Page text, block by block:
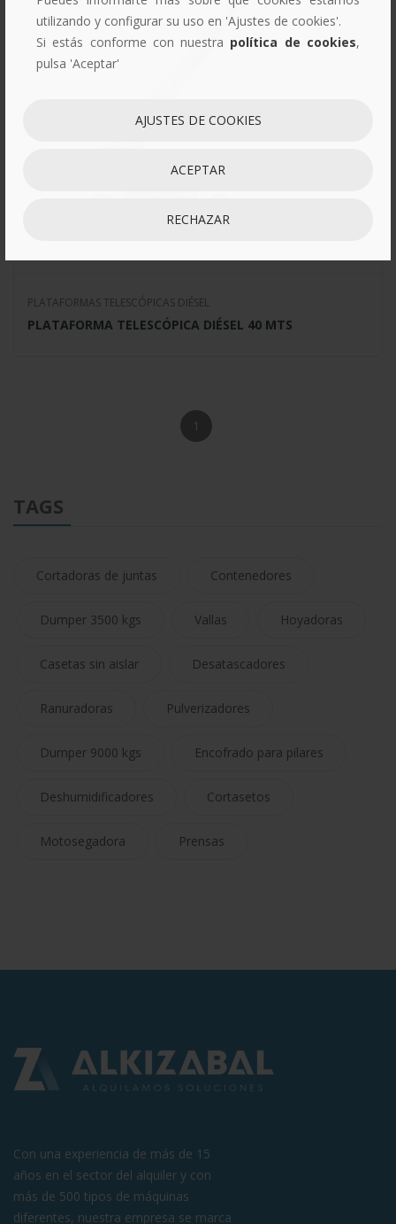
utilizando y configurar su uso en 'Ajustes de cookies'.
Si estás conforme con nuestra política de cookies,
pulsa 'Aceptar'
AJUSTES DE COOKIES
ACEPTAR
RECHAZAR
PLATAFORMAS TELESCÓPICAS DIÉSEL
PLATAFORMA TELESCÓPICA DIÉSEL 40 MTS
1
TAGS
Cortadoras de juntas Contenedores
Dumper 3500 kgs Vallas Hoyadoras
Casetas sin aislar Desatascadores
Ranuradoras Pulverizadores
Dumper 9000 kgs Encofrado para pilares
Deshumidificadores Cortasetos
Motosegadora Prensas
Con una experiencia de más de 15
años en el sector del alquiler y con
más de 500 tipos de máquinas
diferentes, nuestra empresa se marca